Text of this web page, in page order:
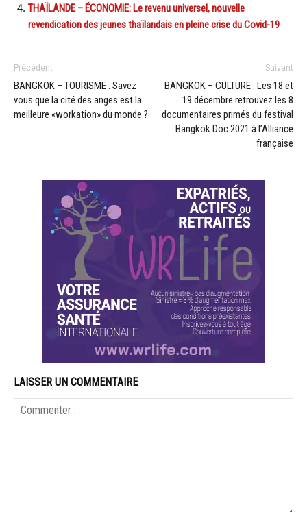
THAÏLANDE – ÉCONOMIE: Le revenu universel, nouvelle
revendication des jeunes thaïlandais en pleine crise du Covid-19
Précédent
BANGKOK – TOURISME : Savez
vous que la cité des anges est la
meilleure «workation» du monde ?
Suivant
BANGKOK – CULTURE : Les 18 et
19 décembre retrouvez les 8
documentaires primés du festival
Bangkok Doc 2021 à l’Alliance
française
LAISSER UN COMMENTAIRE